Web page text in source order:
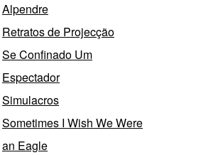
Alpendre
Retratos de Projecção
Se Confinado Um
Espectador
Simulacros
Sometimes I Wish We Were
an Eagle